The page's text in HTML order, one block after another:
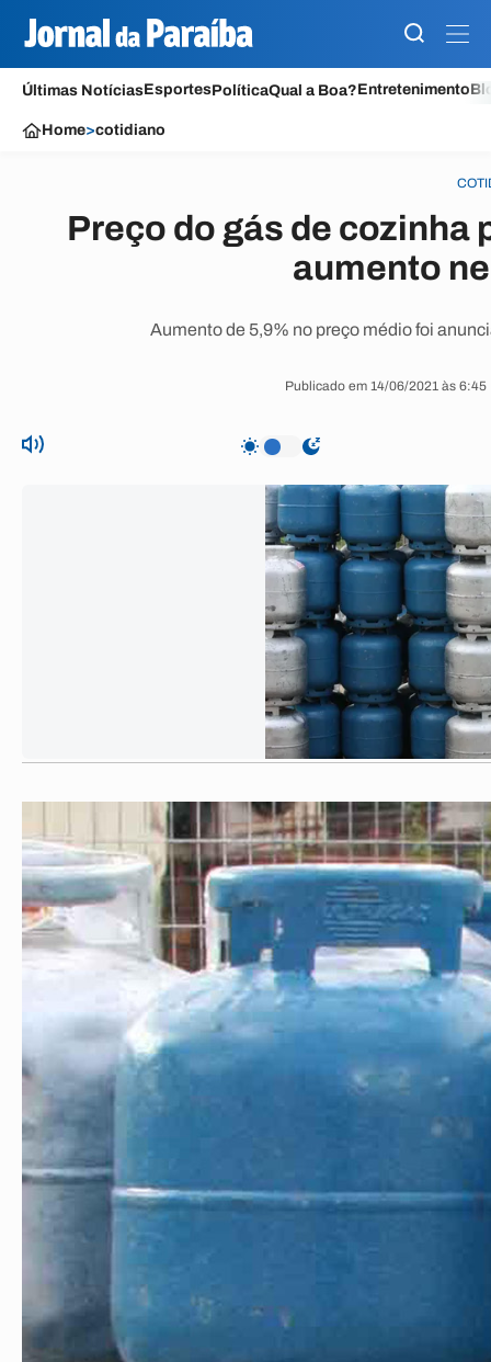
Últimas NotíciasEsportesPolíticaQual a Boa?Entretenimento
Home>cotidiano
Preço do gás de cozinha
aumento
Aumento de 5,9% no preço médio foi
Publicado em 14/06/2021 às